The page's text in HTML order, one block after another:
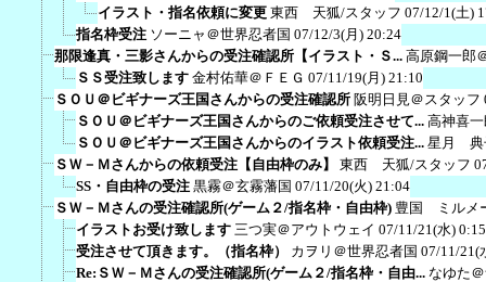
イラスト・指名依頼に変更 東西 天狐/スタッフ 07/12/1(土)
指名枠受注 ソーニャ＠世界忍者国 07/12/3(月) 20:24
那限逢真・三影さんからの受注確認所【イラスト・Ｓ... 高原鋼一郎
ＳＳ受注致します 金村佑華＠ＦＥＧ 07/11/19(月) 21:10
ＳＯＵ＠ビギナーズ王国さんからの受注確認所 阪明日見＠スタッフ
ＳＯＵ＠ビギナーズ王国さんからのご依頼受注させて... 高神喜
ＳＯＵ＠ビギナーズ王国さんからのイラスト依頼受注... 星月 典
ＳＷ－Ｍさんからの依頼受注【自由枠のみ】
東西 天狐/スタッフ
SS・自由枠の受注 黒霧＠玄霧藩国 07/11/20(火) 21:04
ＳＷ－Ｍさんの受注確認所(ゲーム２/指名枠・自由枠) 豊国 ミルメ
イラストお受け致します 三つ実＠アウトウェイ 07/11/21(水) 0:15
受注させて頂きます。（指名枠）
カヲリ＠世界忍者国 07/11/21(
Re:ＳＷ－Ｍさんの受注確認所(ゲーム２/指名枠・自由... なゆた